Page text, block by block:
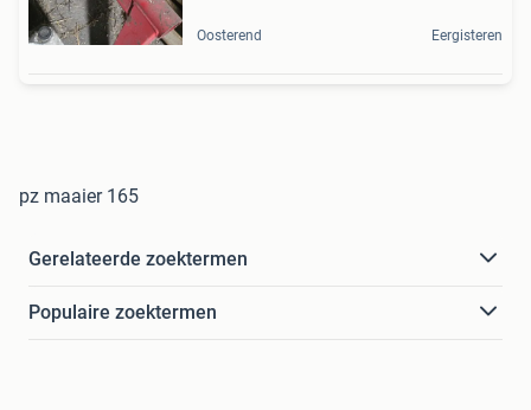
Oosterend Eergisteren
pz maaier 165
Gerelateerde zoektermen
Populaire zoektermen